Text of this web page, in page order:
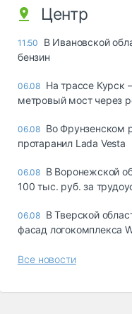
Центр
11:50
В Ивановской
бензин
06.08 На трассе Курск
метровый мост через
06.08 Во Фрунзенском
протаранил Lada Vesta
06.08 В Воронежской
100 тыс. руб. за
06.08 В Тверской
фасад логокомплекса
Все новости